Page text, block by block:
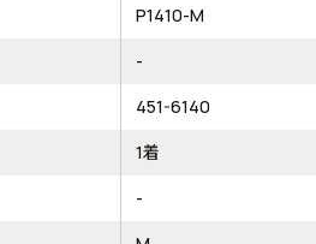
P1410-M
-
451-6140
1着
-